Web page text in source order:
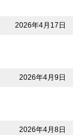
2026年4月17日
2026年4月9日
2026年4月8日